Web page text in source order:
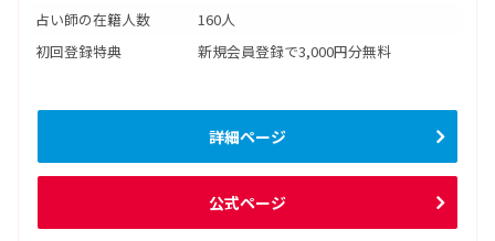
占い師の在籍人数
160人
初回登録特典
新規会員登録で3,000円分無料
詳細ページ
公式ページ